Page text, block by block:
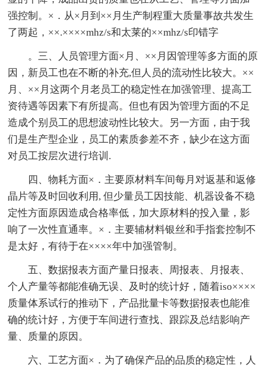
强控制。×．从×月到××月生产制程重大质量事故共发生
了两起，××.××××mhz/s和太莱的××mhz/s印错字
。三、人员管理方面×月、××月因管理等多方面的原
因，新员工也在不断的补充,但人员的流动性比较大。××
月、××月这两个月老员工的稳定性在加强管理、提高工
资待遇等因素下有所提高。但也有因为管理方面的不足
造成个别员工的思想波动性比较大。另一方面，由于我
们是生产型企业，员工的素质参差不齐，缺少在这方面
对员工按层次进行培训.
四、物耗方面×．主要原材料车间每月对返基和返修
晶片等及时回收利用, 但少量员工因技能、机器设备不稳
定性方面原因造成合格率低，加大原材料的投入量，影
响了一次性直通率。×．主要辅材料银丝和手指套控制不
是太好，有待于在××××年中加强管制。
五、数据报表方面产量日报表、周报表、月报表、
个人产量等都能准确无误、及时的统计好，随着iso××××
质量体系试行的推动下，产品批量卡等数据报表也能准
确的统计好，方便于车间进行查找、跟踪及总结影响产
量、质量的原因。
六、工艺方面×．为了确保产品的品质的稳定性，人